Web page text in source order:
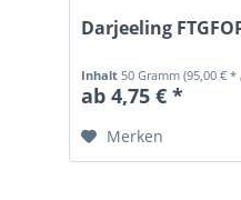
Darjeeling
Inhalt 50 Gramm(95,00 € *
ab 4,75 € *
Merken